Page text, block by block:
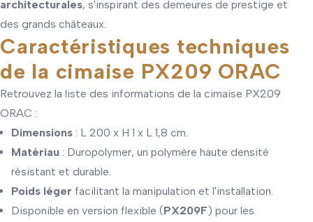
architecturales, s'inspirant des demeures de prestige et
des grands châteaux.
Caractéristiques techniques
de la cimaise PX209 ORAC
Retrouvez la liste des informations de la cimaise PX209
ORAC :
Dimensions : L 200 x H 1 x L 1,8 cm.
Matériau : Duropolymer, un polymère haute densité
résistant et durable.
Poids léger facilitant la manipulation et l'installation.
Disponible en version flexible (PX209F) pour les